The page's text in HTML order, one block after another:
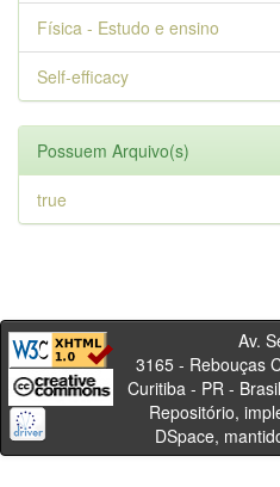
Física - Estudo e ensino
Self-efficacy
Possuem Arquivo(s)
true
Av. Sete
3165 - Rebouças
Curitiba -
Repositório,
DSpace,